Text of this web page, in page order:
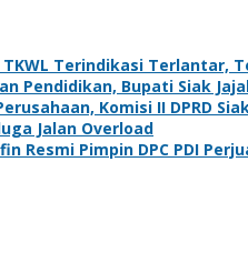
TKWL Terindikasi Terlantar,
Pendidikan, Bupati Siak
Komisi II DPRD
Jalan Overload
Resmi Pimpin DPC PDI